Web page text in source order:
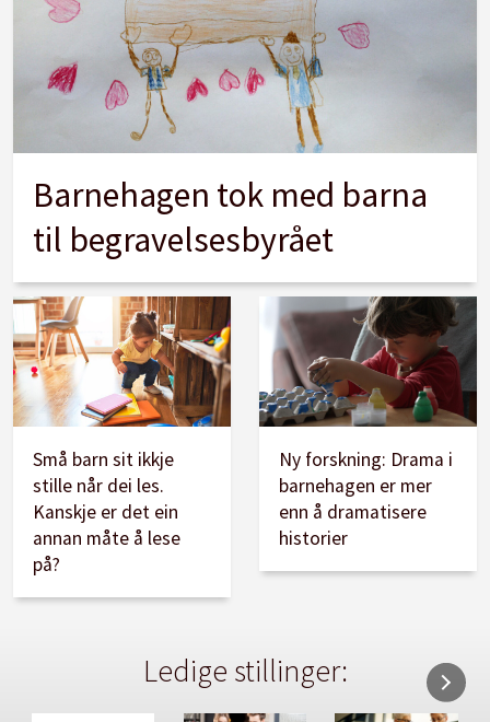
Barnehagen tok med barna
til begravelsesbyrået
Små barn sit ikkje
stille når dei les.
Kanskje er det ein
annan måte å lese
på?
Ny forskning: Drama i
barnehagen er mer
enn å dramatisere
historier
Ledige stillinger: